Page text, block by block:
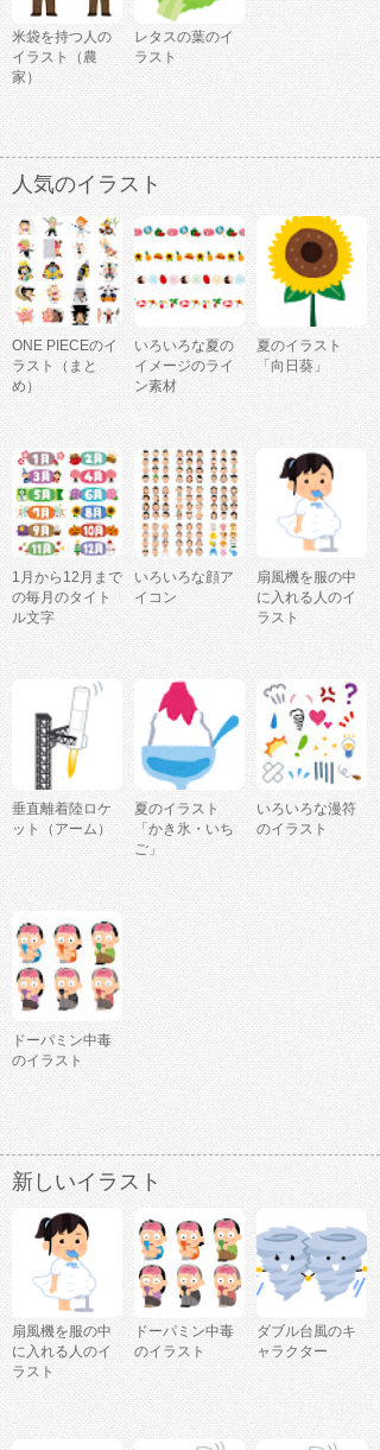
米袋を持つ人の
イラスト（農
家）
レタスの葉のイ
ラスト
人気のイラスト
ONE PIECEのイ
ラスト（まと
め）
いろいろな夏の
イメージのライ
ン素材
夏のイラスト
「向日葵」
1月から12月まで
の毎月のタイト
ル文字
いろいろな顔ア
イコン
扇風機を服の中
に入れる人のイ
ラスト
垂直離着陸ロケ
ット（アーム）
夏のイラスト
「かき氷・いち
ご」
いろいろな漫符
のイラスト
ドーパミン中毒
のイラスト
新しいイラスト
扇風機を服の中
に入れる人のイ
ラスト
ドーパミン中毒
のイラスト
ダブル台風のキ
ャラクター